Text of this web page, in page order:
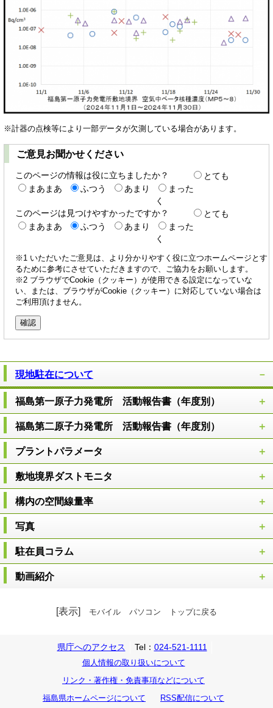
※計器の点検等により一部データが欠測している場合があります。
ご意見お聞かせください
このページの情報は役に立ちましたか？
とても
まあまあ
ふつう あまり
まった
く
このページは見つけやすかったですか？
とても
まあまあ
ふつう あまり
まった
く
※1 いただいたご意見は、より分かりやすく役に立つホームページとす
るために参考にさせていただきますので、ご協力をお願いします。
※2 ブラウザでCookie（クッキー）が使用できる設定になっていな
い、または、ブラウザがCookie（クッキー）に対応していない場合は
ご利用頂けません。
現地駐在について
福島第一原子力発電所 活動報告書（年度別）
福島第二原子力発電所 活動報告書（年度別）
プラントパラメータ
敷地境界ダストモニタ
構内の空間線量率
写真
駐在員コラム
動画紹介
[表示] モバイル パソコン トップに戻る
県庁へのアクセス Tel： 024-521-1111
個人情報の取り扱いについて
リンク・著作権・免責事項などについて
福島県ホームページについて
RSS配信について